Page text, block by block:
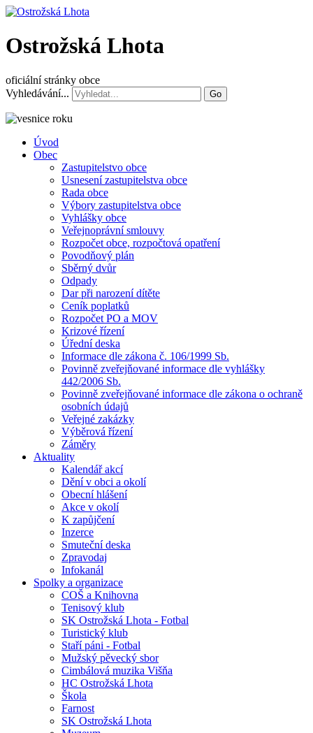
Ostrožská Lhota
oficiální stránky obce
Vyhledávání...
Go
Úvod
Obec
Zastupitelstvo obce
Usnesení zastupitelstva obce
Rada obce
Výbory zastupitelstva obce
Vyhlášky obce
Veřejnoprávní smlouvy
Rozpočet obce, rozpočtová opatření
Povodňový plán
Sběrný dvůr
Odpady
Dar při narození dítěte
Ceník poplatků
Rozpočet PO a MOV
Krizové řízení
Úřední deska
Informace dle zákona č. 106/1999 Sb.
Povinně zveřejňované informace dle vyhlášky
442/2006 Sb.
Povinně zveřejňované informace dle zákona o ochraně
osobních údajů
Veřejné zakázky
Výběrová řízení
Záměry
Aktuality
Kalendář akcí
Dění v obci a okolí
Obecní hlášení
Akce v okolí
K zapůjčení
Inzerce
Smuteční deska
Zpravodaj
Infokanál
Spolky a organizace
COŠ a Knihovna
Tenisový klub
SK Ostrožská Lhota - Fotbal
Turistický klub
Staří páni - Fotbal
Mužský pěvecký sbor
Cimbálová muzika Višňa
HC Ostrožská Lhota
Škola
Farnost
SK Ostrožská Lhota